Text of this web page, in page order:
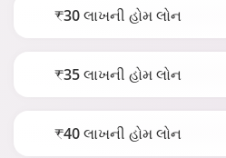
₹30 લાખની હોમ લોન
₹35 લાખની હોમ લોન
₹40 લાખની હોમ લોન